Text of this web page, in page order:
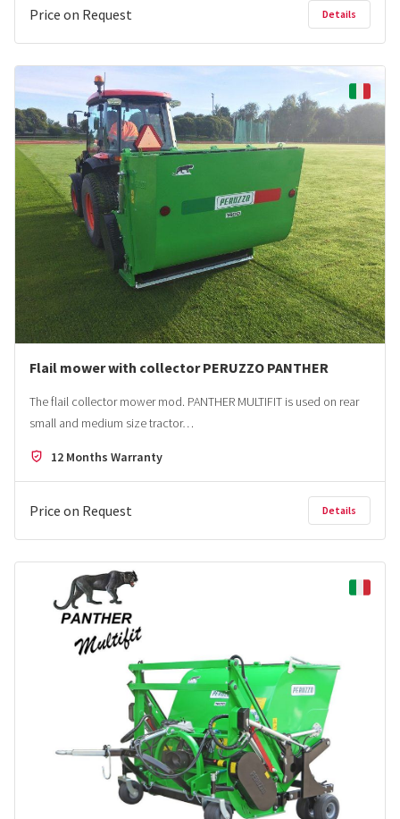
Price on Request Details
Flail mower with collector PERUZZO PANTHER
The flail collector mower mod. PANTHER MULTIFIT is used on rear
small and medium size tractor…
12 Months Warranty
Price on Request Details